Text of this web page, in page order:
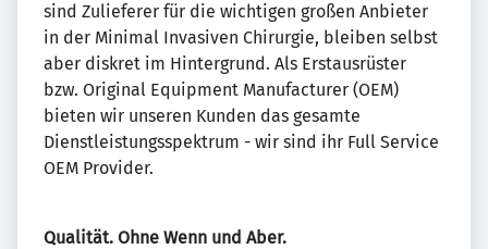
sind Zulieferer für die wichtigen großen Anbieter
in der Minimal Invasiven Chirurgie, bleiben selbst
aber diskret im Hintergrund. Als Erstausrüster
bzw. Original Equipment Manufacturer (OEM)
bieten wir unseren Kunden das gesamte
Dienstleistungsspektrum - wir sind ihr Full Service
OEM Provider.
Qualität. Ohne Wenn und Aber.